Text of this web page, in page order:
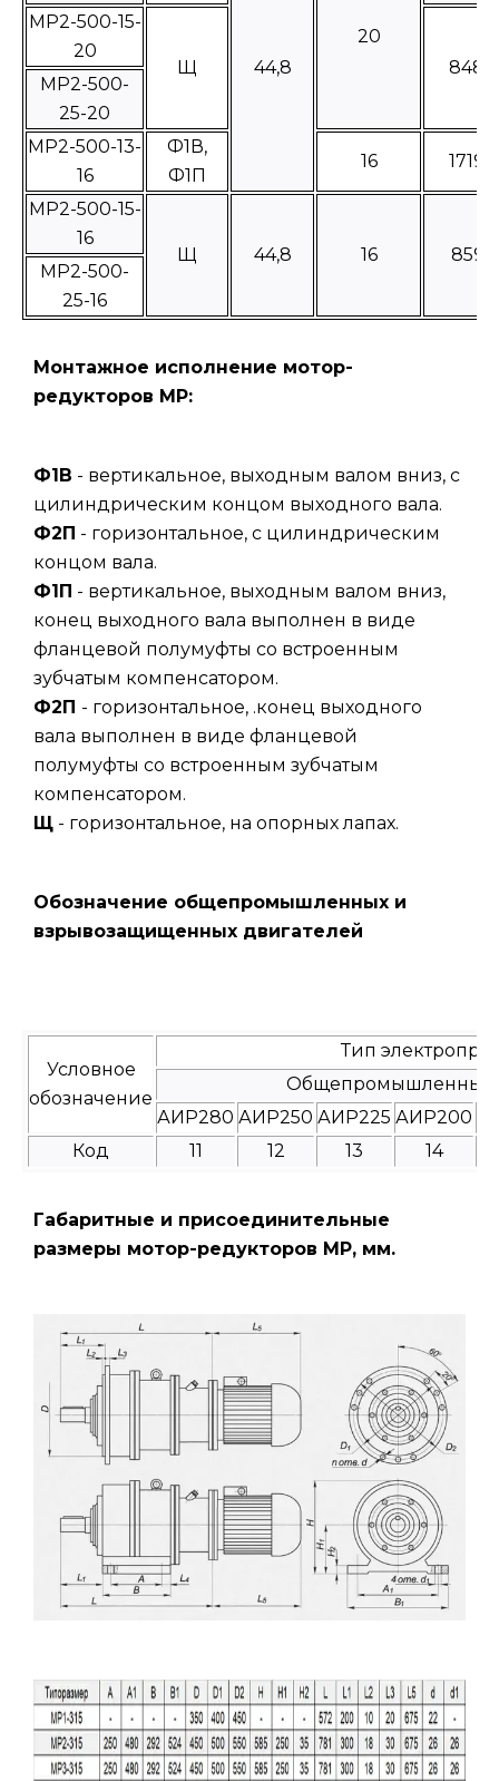
44,8
20
МР2-500-15-
20
Щ 8480
МР2-500-
25-20
МР2-500-13-
16
Ф1В,
Ф1П
16 17190
МР2-500-15-
16
Щ 44,8 16 8595
МР2-500-
25-16
Монтажное исполнение мотор-
редукторов МР:
Ф1В - вертикальное, выходным валом вниз, с
цилиндрическим концом выходного вала.
Ф2П - горизонтальное, с цилиндрическим
концом вала.
Ф1П - вертикальное, выходным валом вниз,
конец выходного вала выполнен в виде
фланцевой полумуфты со встроенным
зубчатым компенсатором.
Ф2П - горизонтальное, .конец выходного
вала выполнен в виде фланцевой
полумуфты со встроенным зубчатым
компенсатором.
Щ - горизонтальное, на опорных лапах.
Обозначение общепромышленных и
взрывозащищенных двигателей
Условное
обозначение
Тип
Общепромышленные
АИР280 АИР250 АИР225 АИР200
Код
11 12 13 14
Габаритные и присоединительные
размеры мотор-редукторов МР, мм.